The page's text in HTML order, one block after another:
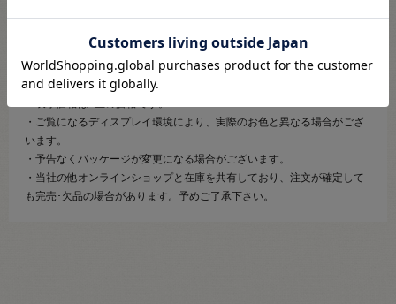
【ご注文前に必ずお読み下さい】
・ご覧になるディスプレイ環境により、実際のお色と異なる場合がござ
います。
・予告なくパッケージが変更になる場合がございます。
・当社の他オンラインショップと在庫を共有しており、注文が確定して
も完売･欠品の場合があります。予めご了承下さい。